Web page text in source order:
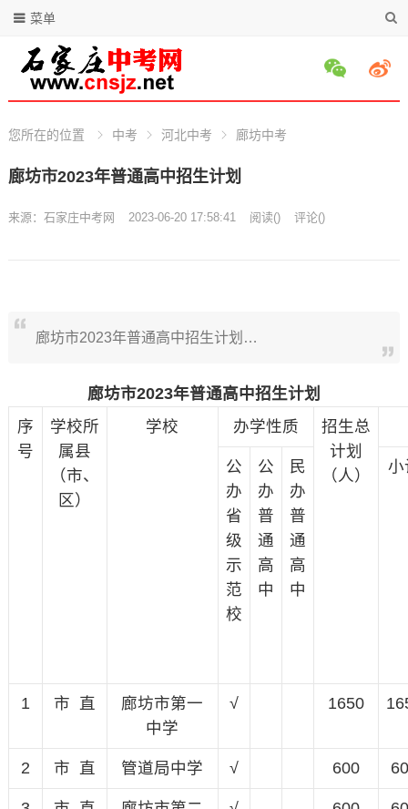
菜单
您所在的位置 中考 河北中考 廊坊中考
廊坊市2023年普通高中招生计划
来源： 石家庄中考网 2023-06-20 17:58:41 阅读() 评论()
廊坊市2023年普通高中招生计划…
廊坊市2023年普通高中招生计划
序
号
学校所
属县
（市、
区）
学校 办学性质
招生总
计划
（人）
公
办
省
级
示
范
校
公
办
普
通
高
中
民
办
普
通
高
中
小
1 市 直
廊坊市第一
中学
√ 1650
2 市 直 管道局中学 √ 600